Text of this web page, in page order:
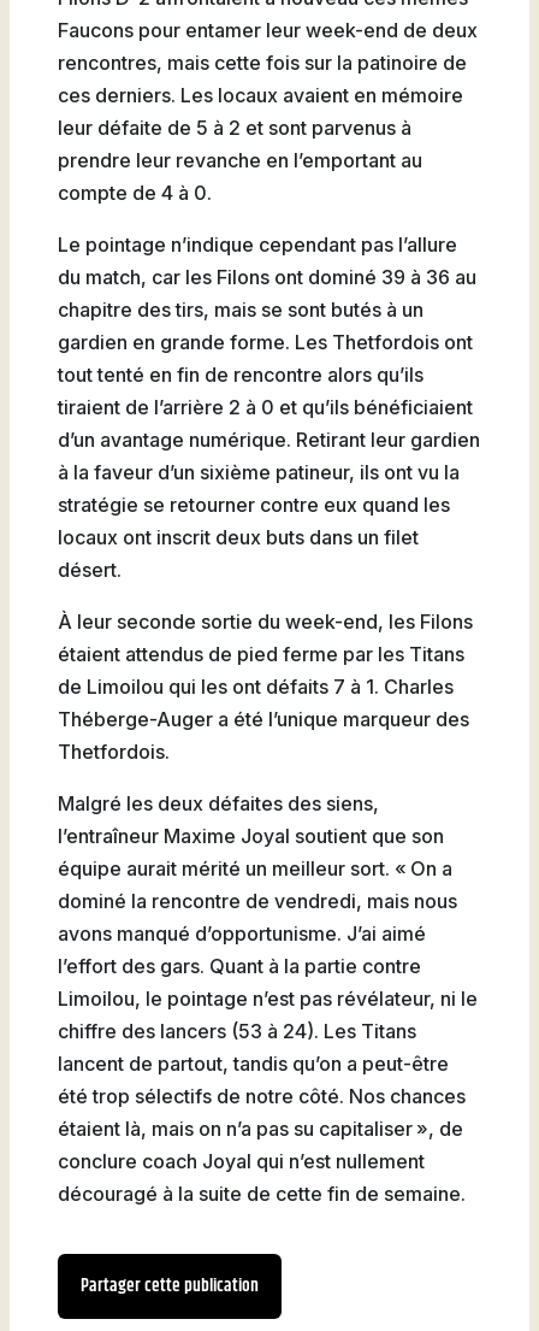
Faucons pour entamer leur week-end de deux
rencontres, mais cette fois sur la patinoire de
ces derniers. Les locaux avaient en mémoire
leur défaite de 5 à 2 et sont parvenus à
prendre leur revanche en l’emportant au
compte de 4 à 0.
Le pointage n’indique cependant pas l’allure
du match, car les Filons ont dominé 39 à 36 au
chapitre des tirs, mais se sont butés à un
gardien en grande forme. Les Thetfordois ont
tout tenté en fin de rencontre alors qu’ils
tiraient de l’arrière 2 à 0 et qu’ils bénéficiaient
d’un avantage numérique. Retirant leur gardien
à la faveur d’un sixième patineur, ils ont vu la
stratégie se retourner contre eux quand les
locaux ont inscrit deux buts dans un filet
désert.
À leur seconde sortie du week-end, les Filons
étaient attendus de pied ferme par les Titans
de Limoilou qui les ont défaits 7 à 1. Charles
Théberge-Auger a été l’unique marqueur des
Thetfordois.
Malgré les deux défaites des siens,
l’entraîneur Maxime Joyal soutient que son
équipe aurait mérité un meilleur sort. « On a
dominé la rencontre de vendredi, mais nous
avons manqué d’opportunisme. J’ai aimé
l’effort des gars. Quant à la partie contre
Limoilou, le pointage n’est pas révélateur, ni le
chiffre des lancers (53 à 24). Les Titans
lancent de partout, tandis qu’on a peut-être
été trop sélectifs de notre côté. Nos chances
étaient là, mais on n’a pas su capitaliser », de
conclure coach Joyal qui n’est nullement
découragé à la suite de cette fin de semaine.
Partager cette publication